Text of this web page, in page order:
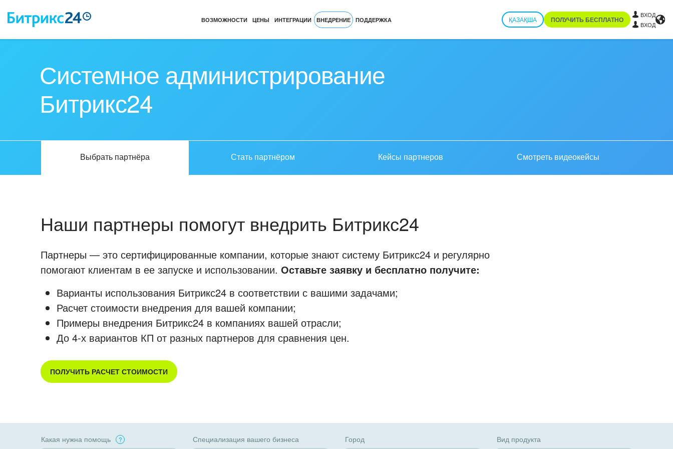
ВОЗМОЖНОСТИ ЦЕНЫ ИНТЕГРАЦИИ ВНЕДРЕНИЕ ПОДДЕРЖКА ҚАЗАҚША ПОЛУЧИТЬ БЕСПЛАТНО
ВХОД
ВХОД
Системное администрирование
Битрикс24
Выбрать партнёра Стать партнёром Кейсы партнеров Смотреть видеокейсы
Наши партнеры помогут внедрить Битрикс24
Партнеры — это сертифицированные компании, которые знают систему Битрикс24 и регулярно
помогают клиентам в ее запуске и использовании. Оставьте заявку и бесплатно получите:
Варианты использования Битрикс24 в соответствии с вашими задачами;
Расчет стоимости внедрения для вашей компании;
Примеры внедрения Битрикс24 в компаниях вашей отрасли;
До 4-х вариантов КП от разных партнеров для сравнения цен.
ПОЛУЧИТЬ РАСЧЕТ СТОИМОСТИ
Какая нужна помощь Специализация вашего бизнеса Город Вид продукта